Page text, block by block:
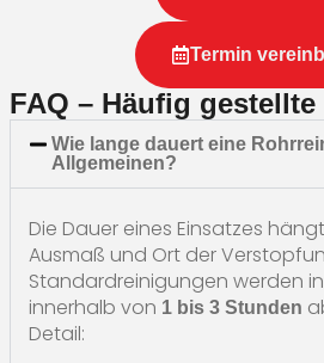
Termin
FAQ – Häufig gestellte
Wie lange dauert eine
Allgemeinen?
Die Dauer eines Einsatzes
Ausmaß und Ort der
Standardreinigungen werden
innerhalb von 1 bis 3 Stunden
Detail: